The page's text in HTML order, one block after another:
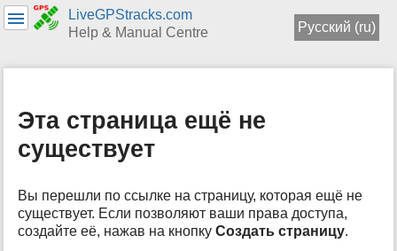
LiveGPStracks.com
Help & Manual Centre
Русский (ru)
Эта страница ещё не
существует
Вы перешли по ссылке на страницу, которая ещё не
существует. Если позволяют ваши права доступа,
создайте её, нажав на кнопкуСоздать страницу.